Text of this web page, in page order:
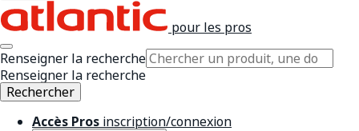
pour les pros
Renseigner la recherche
Renseigner la recherche
Rechercher
Accès Pros inscription/connexion